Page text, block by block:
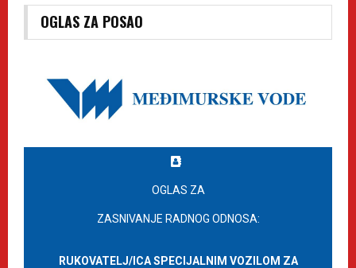
OGLAS ZA POSAO
OGLAS ZA
ZASNIVANJE RADNOG ODNOSA:
RUKOVATELJ/ICA SPECIJALNIM VOZILOM ZA